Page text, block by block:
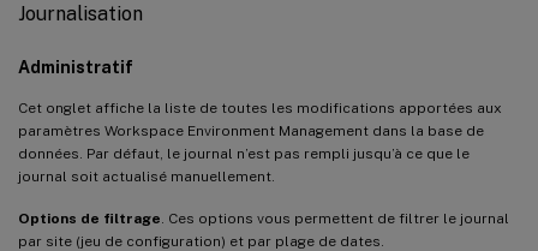
Journalisation
Administratif
Cet onglet affiche la liste de toutes les modifications apportées aux
paramètres Workspace Environment Management dans la base de
données. Par défaut, le journal n’est pas rempli jusqu’à ce que le
journal soit actualisé manuellement.
Options de filtrage . Ces options vous permettent de filtrer le journal
par site (jeu de configuration) et par plage de dates.